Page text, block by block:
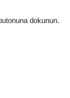
dokunun.